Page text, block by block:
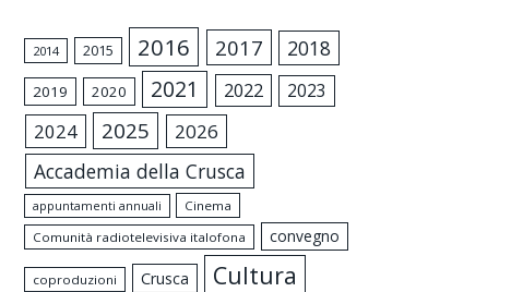
2014 2015 2016 2017 2018
2019 2020 2021 2022 2023
2024 2025 2026
Accademia della Crusca
appuntamenti annuali
Cinema
Comunità radiotelevisiva italofona
convegno
coproduzioni Crusca Cultura